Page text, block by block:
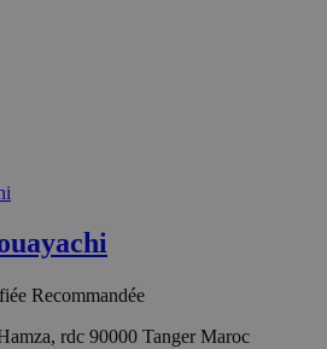
Recommandée
rdc 90000 Tanger Maroc